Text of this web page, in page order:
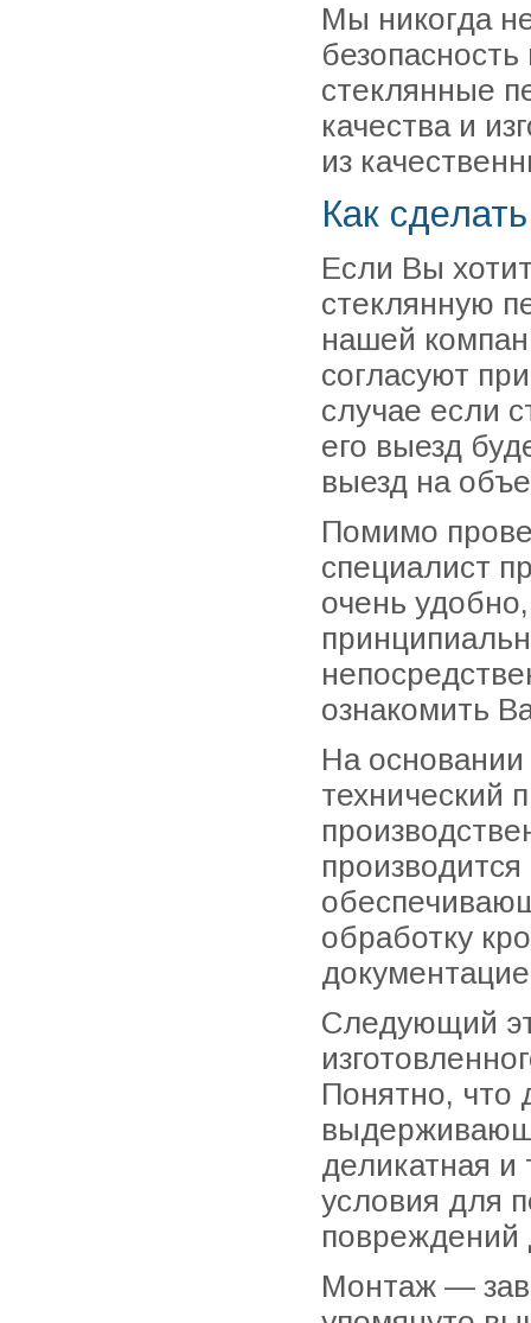
Мы никогда
стеклянные
качества и
из
Как
Если Вы
стеклянную
нашей
согласуют
случае если
его выезд
выезд на
Помимо
специалист
очень
ознакомить
На
технический
обработку
Следующий
Понятно, что
деликатная
условия для
повреждений
Монтаж —